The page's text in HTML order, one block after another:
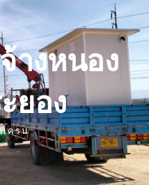
างหนอง
ยอง
ครน